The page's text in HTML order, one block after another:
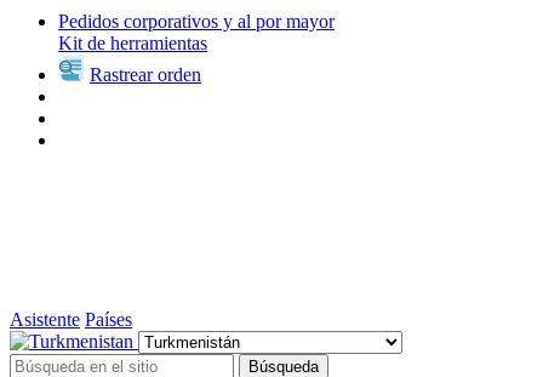
Pedidos corporativos y al por mayor
Kit de herramientas
Rastrear orden
Asistente Países
Búsqueda